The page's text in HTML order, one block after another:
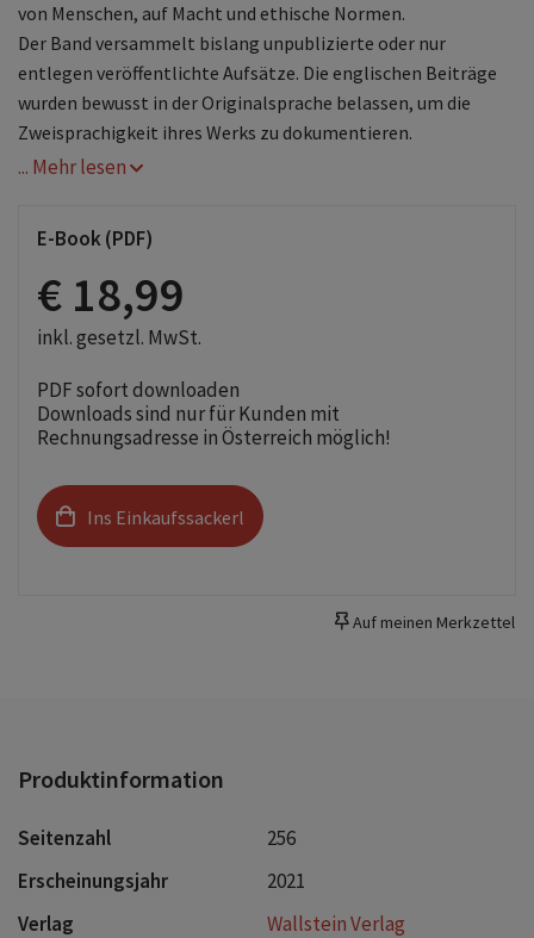
von Menschen, auf Macht und ethische Normen.
Der Band versammelt bislang unpublizierte oder nur
entlegen veröffentlichte Aufsätze. Die englischen Beiträge
wurden bewusst in der Originalsprache belassen, um die
Zweisprachigkeit ihres Werks zu dokumentieren.
... Mehr lesen
E-Book (PDF)
€ 18,99
inkl. gesetzl. MwSt.
PDF sofort downloaden
Downloads sind nur für Kunden mit
Rechnungsadresse in Österreich möglich!
Ins Einkaufssackerl
Auf meinen Merkzettel
Produktinformation
Seitenzahl
256
Erscheinungsjahr
2021
Verlag
Wallstein Verlag